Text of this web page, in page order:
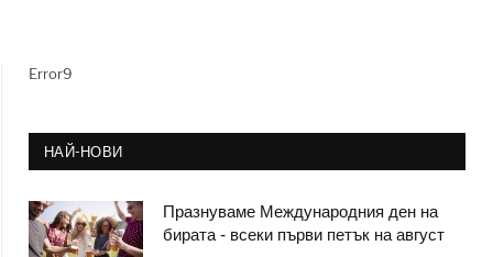
Error9
НАЙ-НОВИ
Празнуваме Международния ден на
бирата - всеки първи петък на август